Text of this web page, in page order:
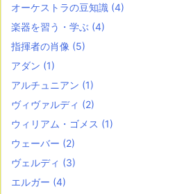
オーケストラの豆知識 (4)
楽器を習う・学ぶ (4)
指揮者の肖像 (5)
アダン (1)
アルチュニアン (1)
ヴィヴァルディ (2)
ウィリアム・ゴメス (1)
ウェーバー (2)
ヴェルディ (3)
エルガー (4)